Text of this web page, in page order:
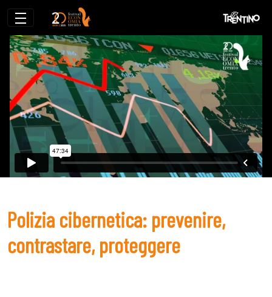
Polizia cibernetica: prevenire,
Polizia cibernetica: prevenire,
contrastare, proteggere